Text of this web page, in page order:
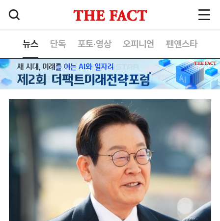
뉴스 단독 포토·영상 오피니언 팬앤스타